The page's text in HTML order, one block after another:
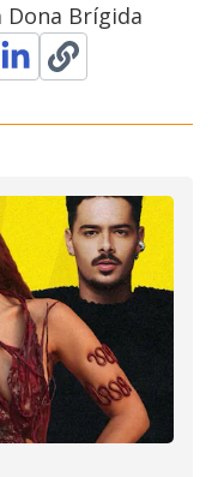
Dona Brígida